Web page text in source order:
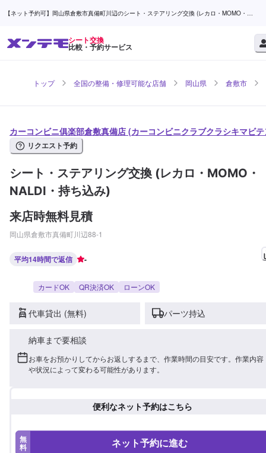
【ネット予約可】岡山県倉敷市真備町川辺のシート・ステアリング交換 (レカロ・MOMO・
シート交換
比較・予約サービス
トップ 全国の整備・修理可能な店舗 岡山県 倉敷市
カーコンビニ俱楽部倉敷真備店 (カーコンビニクラブクラシキマビ
リクエスト予約
シート・ステアリング交換 (レカロ・MOMO・
NALDI・持ち込み)
来店時無料見積
岡山県倉敷市真備町川辺88-1
平均14時間で返信 -
カードOK QR決済OK ローンOK
代車貸出 (無料) パーツ持込
納車まで要相談
お車をお預かりしてからお返しするまで、作業時間の目安です。作業内容
や状況によって変わる可能性があります。
便利なネット予約はこちら
無
料 ネット予約に進む